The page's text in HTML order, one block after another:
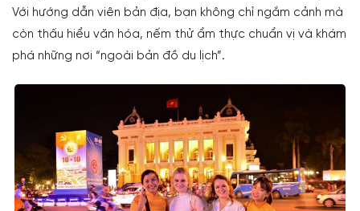
Với hướng dẫn viên bản địa, bạn không chỉ ngắm cảnh mà
còn thấu hiểu văn hóa, nếm thử ẩm thực chuẩn vị và khám
phá những nơi “ngoài bản đồ du lịch”.